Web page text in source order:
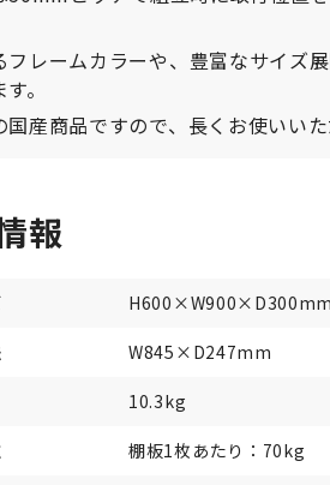
フレームカラーや、豊富なサイズ
。
国産商品ですので、長くお使いいた
報
H600×W900×D300mm
W845×D247mm
10.3kg
棚板1枚あたり：70kg